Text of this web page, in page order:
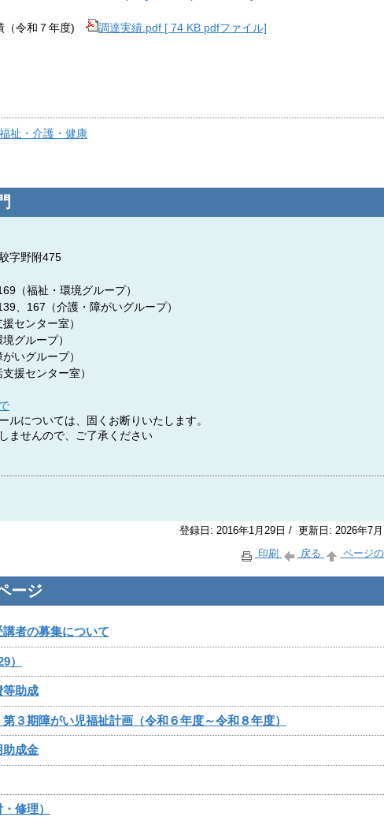
（令和７年度) 調達実績.pdf [ 74 KB pdfファイル]
福祉・介護・健康
字野附475
（福祉・環境グループ）
（介護・障がいグループ）
ンター室）
境グループ）
がいグループ）
支援センター室）
については、固くお断りいたします。
ませんので、ご了承ください
登録日: 2016年1月29日 / 更新日: 2026年7月
印刷
戻る ページ
ージ
者の募集について
）
等助成
３期障がい児福祉計画（令和６年度～令和８年度）
助成金
修理）